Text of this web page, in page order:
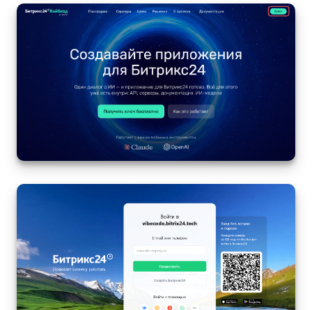
Маркетплейс
Контакт-центр
Настройки
Виджет сотрудника
Филиальная сеть
Приложение Битрикс24
Общие вопросы
Битрикс24 в коробке